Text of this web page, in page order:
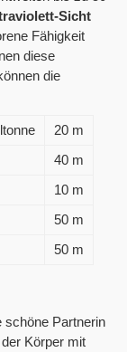
Sicht
Fähigkeit
diese
die
20 m
40 m
10 m
50 m
50 m
schöne Partnerin
Körper mit